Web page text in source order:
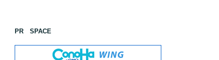
PR SPACE